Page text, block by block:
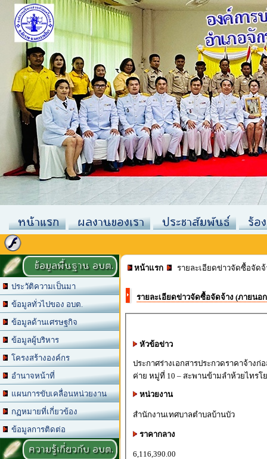
หน้าแรก ผลงานของเรา ประชาสัมพันธ์ ร้อ
ข้อมูลพื้นฐาน อบต.
ประวัติความเป็นมา
ข้อมูลทั่วไปของ อบต.
ข้อมูลด้านเศรษฐกิจ
ข้อมูลผู้บริหาร
โครงสร้างองค์กร
อำนาจหน้าที่
แผนการขับเคลื่อนหน่วยงาน
กฏหมายที่เกี่ยวข้อง
ข้อมูลการติดต่อ
ความรู้เกี่ยวกับ อบต.
หน้าแรก รายละเอียดข่าวจัดซื้อจัด
รายละเอียดข่าวจัดซื้อจัดจ้าง (ภายนอ
หัวข้อข่าว
ประกาศร่างเอกสารประกวดราคาจ้าง
ค่าย หมู่ที่ 10 – สะพานข้ามลำห้วยไทรโย
หน่วยงาน
สำนักงานเทศบาลตำบลบ้านบัว
ราคากลาง
6,116,390.00